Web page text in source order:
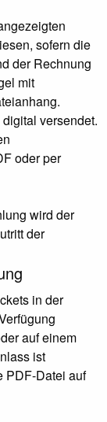
sofern die
der Rechnung
mit
versendet.
oder per
wird der
der
in der
auf einem
ist
PDF-Datei auf